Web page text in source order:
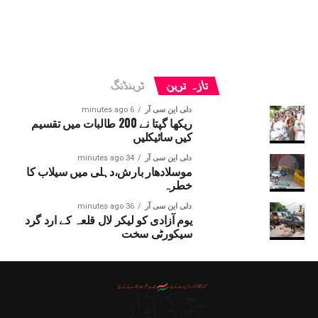
تازہ ترین ٹرینڈنگ
دلی این سی آر 6 minutes ago
ریکھا گپتا نے 200 طالبات میں تقسیم
کیں سائیکلیں
دلی این سی آر 34 minutes ago
موسلادھار بارش،دہلی میں سیلاب کا
خطرہ
دلی این سی آر 36 minutes ago
یوم آزادی کو لیکر لال قلعہ کے ارد گرد
سیکورٹی سخت